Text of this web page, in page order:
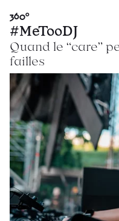
360°
#MeTooDJ
Quand le “care”
failles